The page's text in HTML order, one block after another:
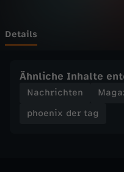
g
G
Details
Ähnliche Inhalte
Nachrichten
phoenix der tag